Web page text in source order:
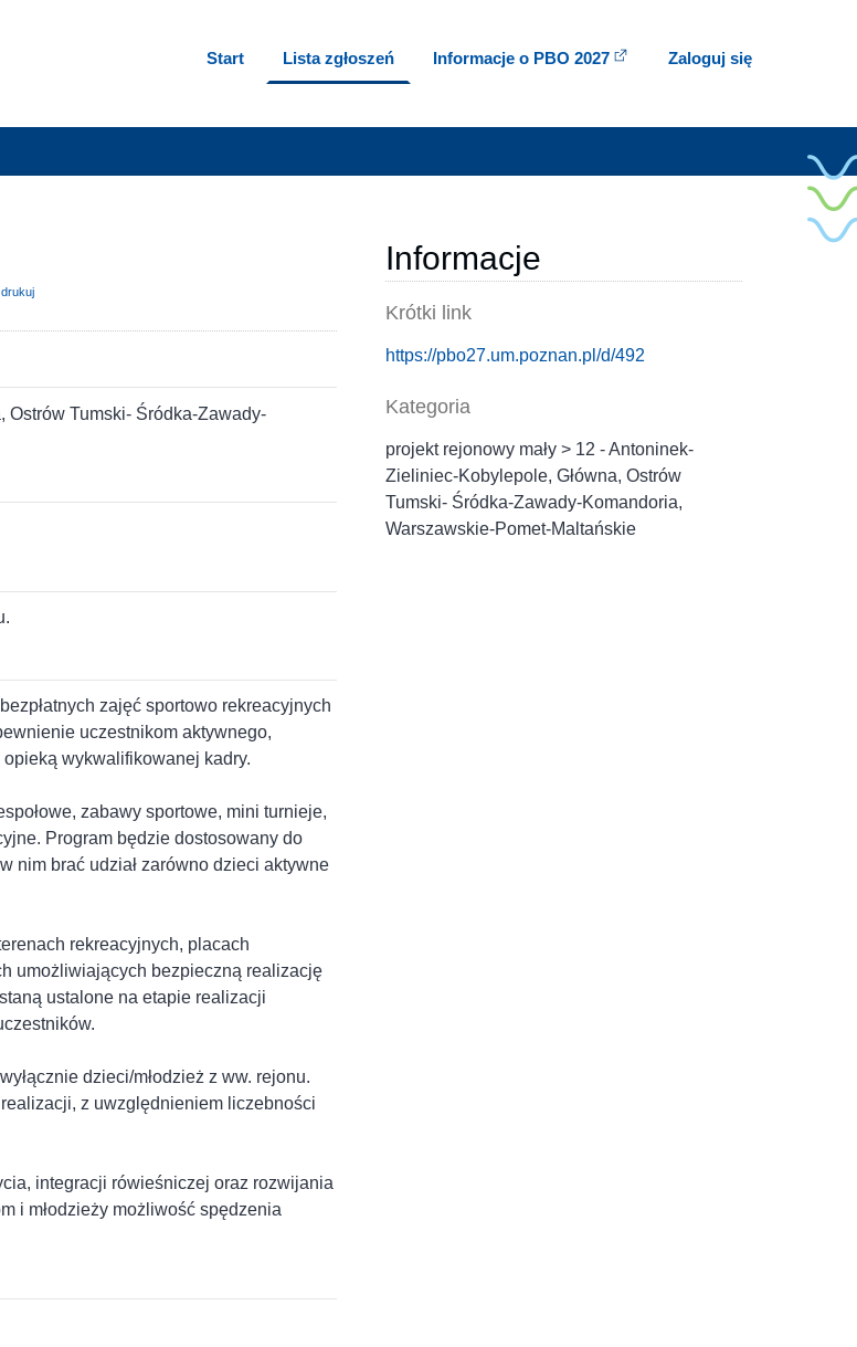
Start Lista zgłoszeń Informacje o PBO 2027 Zaloguj się
Ostrów Tumski- Śródka-Zawady-
zajęć sportowo rekreacyjnych
uczestnikom aktywnego,
wykwalifikowanej kadry.
zabawy sportowe, mini turnieje,
Program będzie dostosowany do
nim brać udział zarówno dzieci aktywne
rekreacyjnych, placach
umożliwiających bezpieczną realizację
ustalone na etapie realizacji
dzieci/młodzież z ww. rejonu.
z uwzględnieniem liczebności
integracji rówieśniczej oraz rozwijania
i młodzieży możliwość spędzenia
Informacje
Krótki link
https://pbo27.um.poznan.pl/d/492
Kategoria
projekt rejonowy mały > 12 - Antoninek-
Zieliniec-Kobylepole, Główna, Ostrów
Tumski- Śródka-Zawady-Komandoria,
Warszawskie-Pomet-Maltańskie